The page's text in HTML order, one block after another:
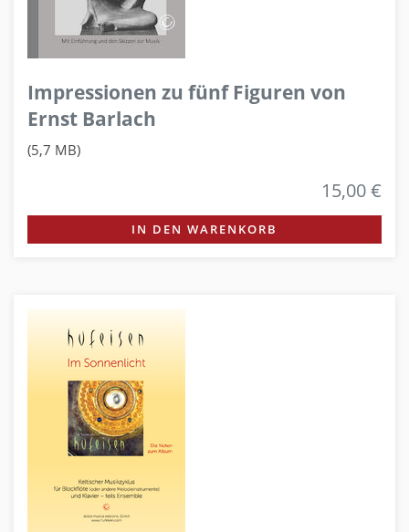
Impressionen zu fünf Figuren von
Ernst Barlach
(5,7 MB)
15,00 €
IN DEN WARENKORB